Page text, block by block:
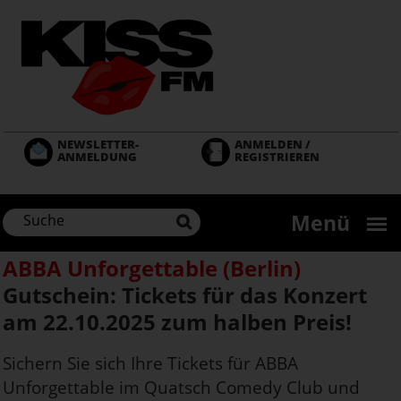
zum
NEWSLETTER-
ANMELDUNG
ANMELDEN /
REGISTRIEREN
Menü
ABBA Unforgettable (Berlin)
Gutschein: Tickets für das Konzert
am 22.10.2025 zum halben Preis!
Sichern Sie sich Ihre Tickets für ABBA
Unforgettable im Quatsch Comedy Club und